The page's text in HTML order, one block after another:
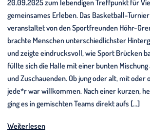
20.09.2025 zum lebendigen Treffpunkt für
gemeinsames Erleben. Das Basketball-
veranstaltet von den Sportfreunden Höhr-
brachte Menschen unterschiedlichster
und zeigte eindrucksvoll, wie Sport Brücken
füllte sich die Halle mit einer bunten
und Zuschauenden. Ob jung oder alt, mit oder
jede*r war willkommen. Nach einer kurzen,
ging es in gemischten Teams direkt aufs […]
Weiterlesen